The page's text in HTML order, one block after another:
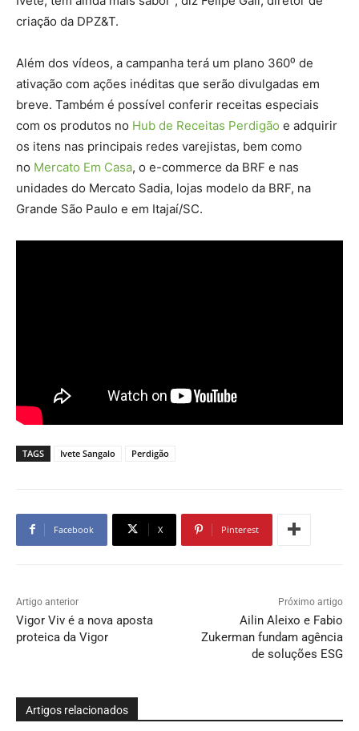
criação da DPZ&T.
Além dos vídeos, a campanha terá um plano 360⁰ de
ativação com ações inéditas que serão divulgadas em
breve. Também é possível conferir receitas especiais
com os produtos no Hub de Receitas Perdigão e adquirir
os itens nas principais redes varejistas, bem como
no Mercato Em Casa, o e-commerce da BRF e nas
unidades do Mercato Sadia, lojas modelo da BRF, na
Grande São Paulo e em Itajaí/SC.
TAGS Ivete Sangalo Perdigão
Facebook X Pinterest
Artigo anterior
Vigor Viv é a nova aposta
proteica da Vigor
Próximo artigo
Ailin Aleixo e Fabio
Zukerman fundam agência
de soluções ESG
Artigos relacionados